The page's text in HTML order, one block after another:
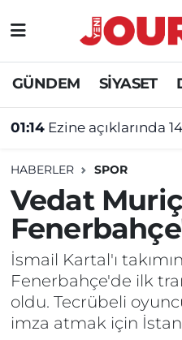
GÜNDEM SİYASET
01:14 Ezine açıklarında
HABERLER SPOR
Vedat Muriç
İsmail Kartal'ı
Fenerbahçe'de ilk
oldu. Tecrübeli
imza atmak için
GÜNDEM
SİYASET
DÜNYA
EĞİTİM
ÖZEL HABER
Nöbetçi Eczaneler
Hava Durumu
Süper Lig Puan
Tüm Manşetler
Son Dakika
Haber Arşivi